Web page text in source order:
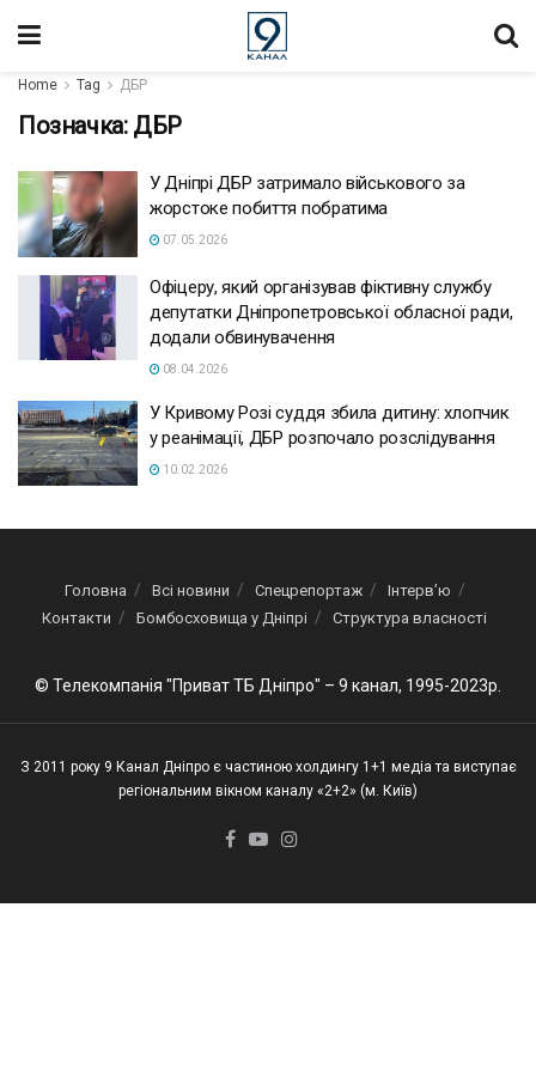
Home Tag ДБР
Позначка: ДБР
У Дніпрі ДБР затримало військового за
жорстоке побиття побратима
07.05.2026
Офіцеру, який організував фіктивну службу
депутатки Дніпропетровської обласної ради,
додали обвинувачення
08.04.2026
У Кривому Розі суддя збила дитину: хлопчик
у реанімації, ДБР розпочало розслідування
10.02.2026
Головна Всі новини Спецрепортаж
Інтерв’ю
Контакти
Бомбосховища у Дніпрі Структура власності
© Телекомпанія "Приват ТБ Дніпро" – 9 канал, 1995-2023р.
З 2011 року 9 Канал Дніпро є частиною холдингу 1+1 медіа та виступає
регіональним вікном каналу «2+2» (м. Київ)